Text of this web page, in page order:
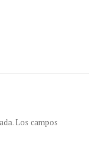
Los campos